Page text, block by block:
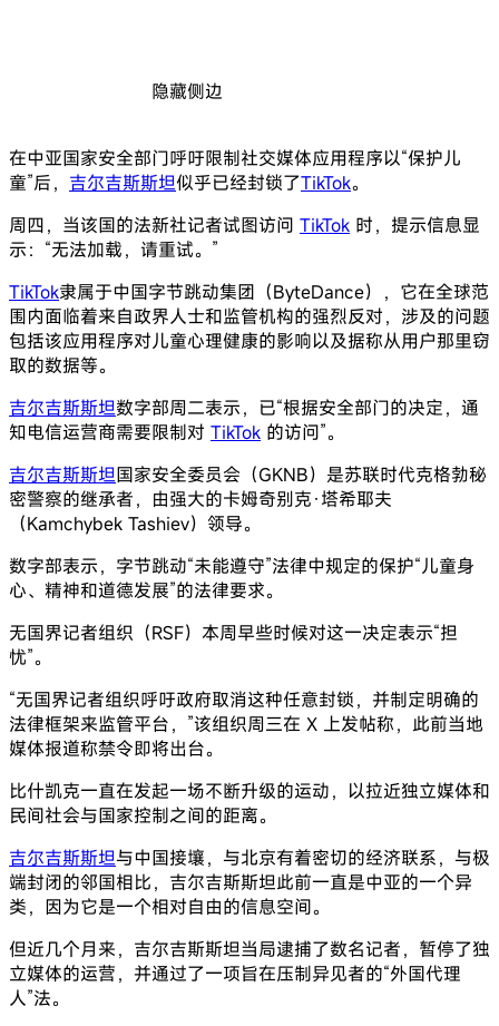
隐藏侧边
在中亚国家安全部门呼吁限制社交媒体应用程序以“保护儿
童”后， 吉尔吉斯斯坦似乎已经封锁了TikTok。
周四，当该国的法新社记者试图访问 TikTok 时，提示信息显
示：“无法加载，请重试。”
TikTok隶属于中国字节跳动集团（ByteDance），它在全球范
围内面临着来自政界人士和监管机构的强烈反对，涉及的问题
包括该应用程序对儿童心理健康的影响以及据称从用户那里窃
取的数据等。
吉尔吉斯斯坦数字部周二表示，已“根据安全部门的决定，通
知电信运营商需要限制对 TikTok 的访问”。
吉尔吉斯斯坦国家安全委员会（GKNB）是苏联时代克格勃秘
密警察的继承者，由强大的卡姆奇别克·塔希耶夫
（Kamchybek Tashiev）领导。
数字部表示，字节跳动“未能遵守”法律中规定的保护“儿童身
心、精神和道德发展”的法律要求。
无国界记者组织（RSF）本周早些时候对这一决定表示“担
忧”。
“无国界记者组织呼吁政府取消这种任意封锁，并制定明确的
法律框架来监管平台，”该组织周三在 X 上发帖称，此前当地
媒体报道称禁令即将出台。
比什凯克一直在发起一场不断升级的运动，以拉近独立媒体和
民间社会与国家控制之间的距离。
吉尔吉斯斯坦与中国接壤，与北京有着密切的经济联系，与极
端封闭的邻国相比，吉尔吉斯斯坦此前一直是中亚的一个异
类，因为它是一个相对自由的信息空间。
但近几个月来，吉尔吉斯斯坦当局逮捕了数名记者，暂停了独
立媒体的运营，并通过了一项旨在压制异见者的“外国代理
人”法。